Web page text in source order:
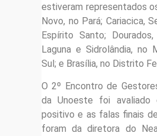
estiveram representados
Novo, no Pará; Cariacica,
Espírito Santo;
Laguna e Sidrolândia, no
Sul; e Brasília, no Distrito
O 2º Encontro de
da Unoeste foi avaliado
positivo e as falas finais
foram da diretora do